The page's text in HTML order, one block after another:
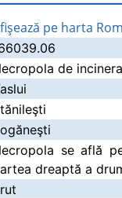
pe harta
de
se află
dreaptă a